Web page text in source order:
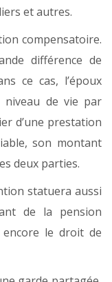
et autres.
compensatoire.
différence de
ce cas, l’époux
de vie par
d’une prestation
son montant
deux parties.
statuera aussi
de la pension
le droit de